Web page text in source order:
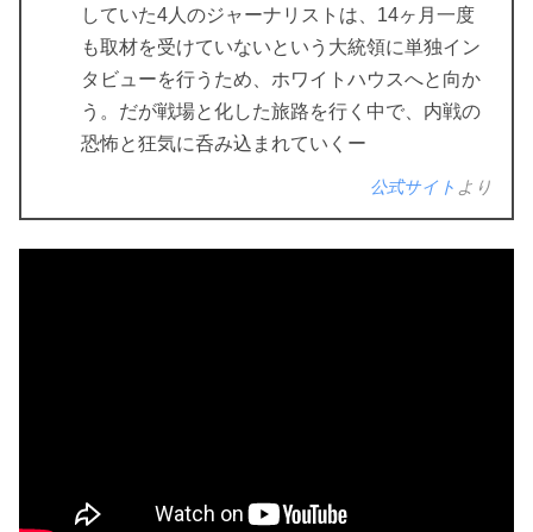
していた4人のジャーナリストは、14ヶ月一度
も取材を受けていないという大統領に単独イン
タビューを行うため、ホワイトハウスへと向か
う。だが戦場と化した旅路を行く中で、内戦の
恐怖と狂気に呑み込まれていくー
公式サイト より